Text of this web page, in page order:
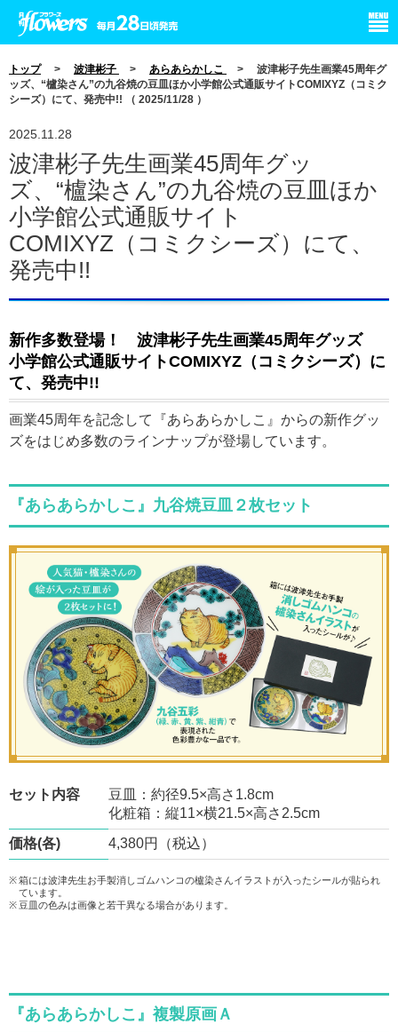
トップ> 波津彬子 > あらあらかしこ
> 波津彬子先生画業45周年グ
ッズ、“櫨染さん”の九谷焼の豆皿ほか小学館公式通販サイトCOMIXYZ（コミク
シーズ）にて、発売中!! （ 2025/11/28 ）
2025.11.28
波津彬子先生画業45周年グッ
ズ、“櫨染さん”の九谷焼の豆皿ほか
小学館公式通販サイト
COMIXYZ（コミクシーズ）にて、
発売中!!
新作多数登場！ 波津彬子先生画業45周年グッズ
小学館公式通販サイトCOMIXYZ（コミクシーズ）に
て、発売中!!
画業45周年を記念して『あらあらかしこ』からの新作グッ
ズをはじめ多数のラインナップが登場しています。
『あらあらかしこ』九谷焼豆皿２枚セット
セット内容
豆皿：約径9.5×高さ1.8cm
化粧箱：縦11×横21.5×高さ2.5cm
価格(各)
4,380円（税込）
箱には波津先生お手製消しゴムハンコの櫨染さんイラストが入ったシールが貼られ
ています。
豆皿の色みは画像と若干異なる場合があります。
『あらあらかしこ』複製原画Ａ